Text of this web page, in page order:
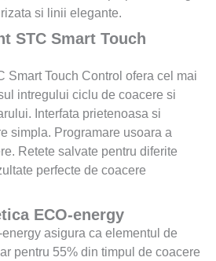
si linii elegante.
STC Smart Touch
Smart Touch Control ofera cel mai
intregului ciclu de coacere si
Interfata prietenoasa si
simpla. Programare usoara a
Retete salvate pentru diferite
perfecte de coacere
ECO-energy
asigura ca elementul de
pentru 55% din timpul de coacere